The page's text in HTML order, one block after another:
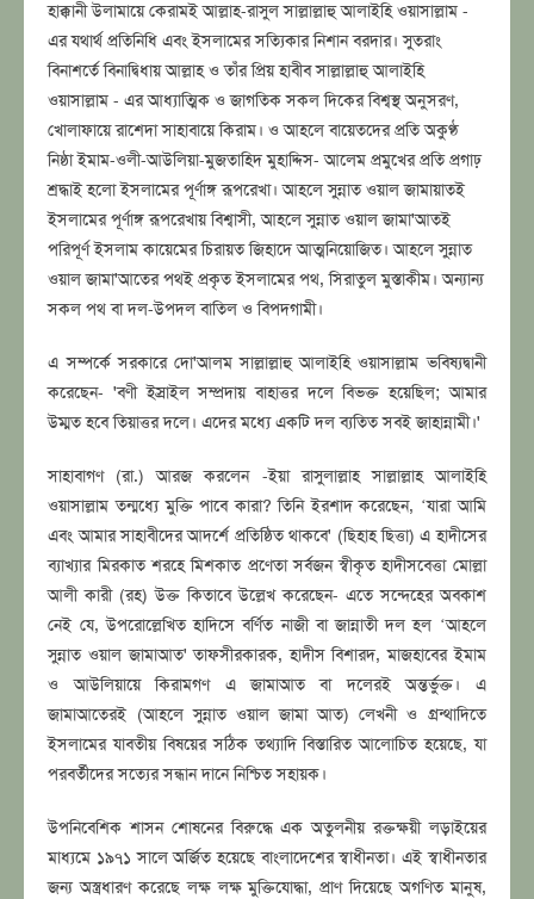
হাক্কানী উলামায়ে কেরামই আল্লাহ-রাসুল সাল্লাল্লাহু আলাইহি ওয়াসাল্লাম -
এর যথার্থ প্রতিনিধি এবং ইসলামের সত্যিকার নিশান বরদার। সুতরাং
বিনাশর্তে বিনাদ্বিধায় আল্লাহ ও তাঁর প্রিয় হাবীব সাল্লাল্লাহু আলাইহি
ওয়াসাল্লাম - এর আধ্যাত্মিক ও জাগতিক সকল দিকের বিশ্বস্থ অনুসরণ,
খোলাফায়ে রাশেদা সাহাবায়ে কিরাম। ও আহলে বায়েতদের প্রতি অকুণ্ঠ
নিষ্ঠা ইমাম-ওলী-আউলিয়া-মুজতাহিদ মুহাদ্দিস- আলেম প্রমুখের প্রতি প্রগাঢ়
শ্রদ্ধাই হলো ইসলামের পূর্ণাঙ্গ রূপরেখা। আহলে সুন্নাত ওয়াল জামায়াতই
ইসলামের পূর্ণাঙ্গ রূপরেখায় বিশ্বাসী, আহলে সুন্নাত ওয়াল জামা'আতই
পরিপূর্ণ ইসলাম কায়েমের চিরায়ত জিহাদে আত্মনিয়োজিত। আহলে সুন্নাত
ওয়াল জামা'আতের পথই প্রকৃত ইসলামের পথ, সিরাতুল মুস্তাকীম। অন্যান্য
সকল পথ বা দল-উপদল বাতিল ও বিপদগামী।
এ সম্পর্কে সরকারে দো'আলম সাল্লাল্লাহু আলাইহি ওয়াসাল্লাম ভবিষ্যদ্বানী
করেছেন- 'বণী ইস্রাইল সম্প্রদায় বাহাত্তর দলে বিভক্ত হয়েছিল; আমার
উম্মত হবে তিয়াত্তর দলে। এদের মধ্যে একটি দল ব্যতিত সবই জাহান্নামী।'
সাহাবাগণ (রা.) আরজ করলেন -ইয়া রাসুলাল্লাহ সাল্লাল্লাহ আলাইহি
ওয়াসাল্লাম তন্মধ্যে মুক্তি পাবে কারা? তিনি ইরশাদ করেছেন, ‘যারা আমি
এবং আমার সাহাবীদের আদর্শে প্রতিষ্ঠিত থাকবে' (ছিহাহ ছিত্তা) এ হাদীসের
ব্যাখ্যার মিরকাত শরহে মিশকাত প্রণেতা সর্বজন স্বীকৃত হাদীসবেত্তা মোল্লা
আলী কারী (রহ) উক্ত কিতাবে উল্লেখ করেছেন- এতে সন্দেহের অবকাশ
নেই যে, উপরোল্লেখিত হাদিসে বর্ণিত নাজী বা জান্নাতী দল হল ‘আহলে
সুন্নাত ওয়াল জামাআত' তাফসীরকারক, হাদীস বিশারদ, মাজহাবের ইমাম
ও আউলিয়ায়ে কিরামগণ এ জামাআত বা দলেরই অন্তর্ভুক্ত। এ
জামাআতেরই (আহলে সুন্নাত ওয়াল জামা আত) লেখনী ও গ্রন্থাদিতে
ইসলামের যাবতীয় বিষয়ের সঠিক তথ্যাদি বিস্তারিত আলোচিত হয়েছে, যা
পরবর্তীদের সত্যের সন্ধান দানে নিশ্চিত সহায়ক।
উপনিবেশিক শাসন শোষনের বিরুদ্ধে এক অতুলনীয় রক্তক্ষয়ী লড়াইয়ের
মাধ্যমে ১৯৭১ সালে অর্জিত হয়েছে বাংলাদেশের স্বাধীনতা। এই স্বাধীনতার
জন্য অস্ত্রধারণ করেছে লক্ষ লক্ষ মুক্তিযোদ্ধা, প্রাণ দিয়েছে অগণিত মানুষ,